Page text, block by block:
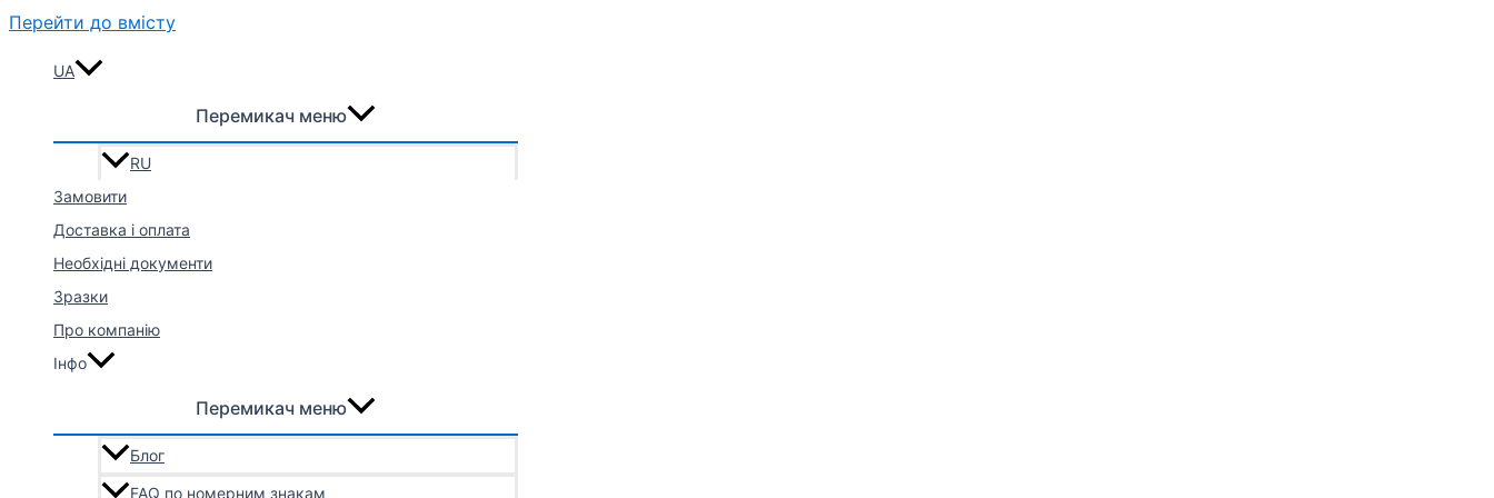
Перейти до вмісту
UA
Перемикач меню
RU
Замовити
Доставка і оплата
Необхідні документи
Зразки
Про компанію
Інфо
Перемикач меню
Блог
FAQ по номерним знакам